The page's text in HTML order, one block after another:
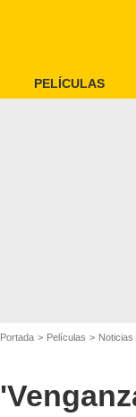
PELÍCULAS
Portada Películas Noticias